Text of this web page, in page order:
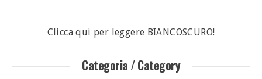
Clicca qui per leggere BIANCOSCURO!
Categoria / Category